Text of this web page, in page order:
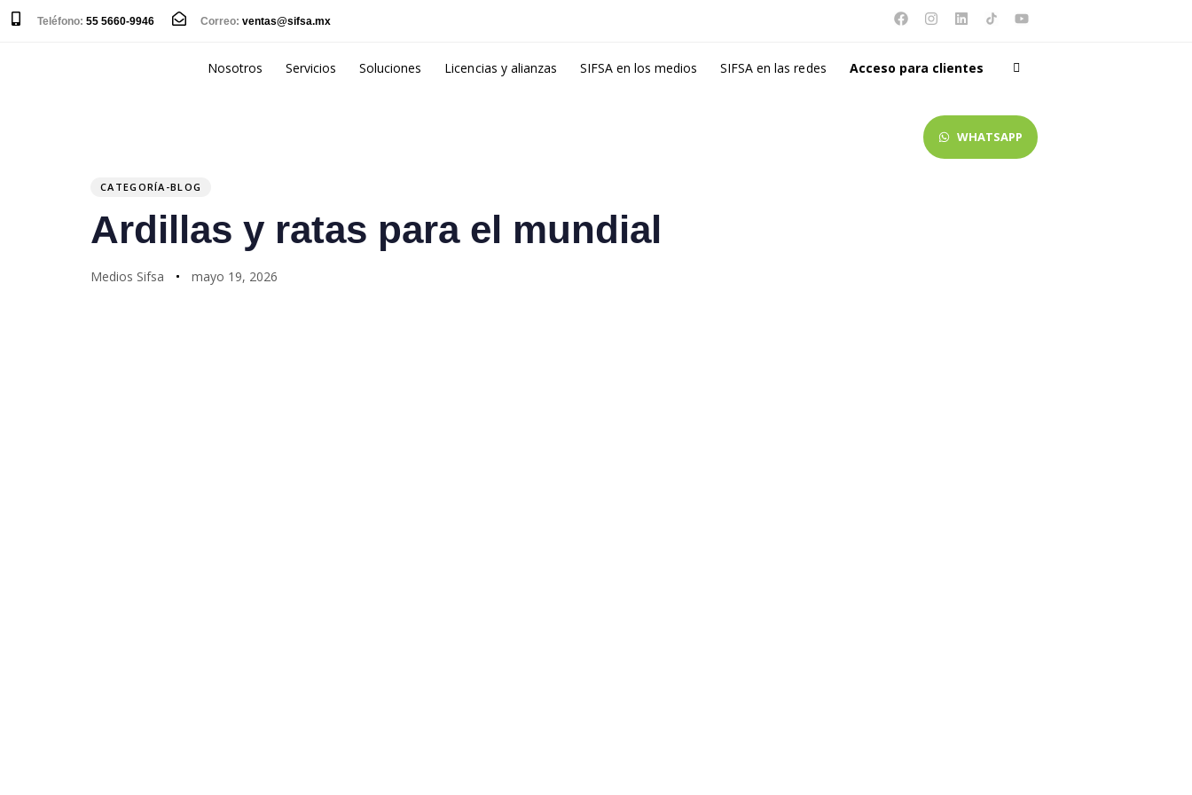
Teléfono: 55 5660-9946 Correo: ventas@sifsa.mx
Nosotros Servicios Soluciones Licencias y alianzas SIFSA en los medios SIFSA en las redes Acceso para clientes
WHATSAPP
CATEGORÍA-BLOG
Ardillas y ratas para el mundial
Medios Sifsa mayo 19, 2026